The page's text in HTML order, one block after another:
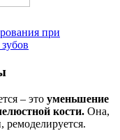
при
– это уменьшение
кости. Она,
ремоделируется.